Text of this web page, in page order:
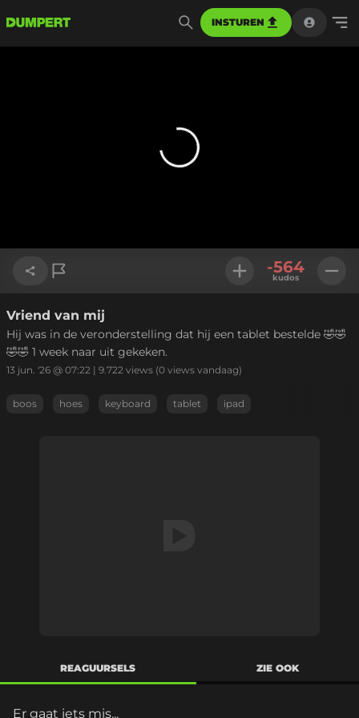
INSTUREN
Link kopiëren
-564
kudos
Vriend van mij
Hij was in de veronderstelling dat hij een tablet bestelde 🤣🤣
🤣🤣 1 week naar uit gekeken.
13 jun. '26 @ 07:22 | 9.722 views (0 views vandaag)
boos hoes keyboard tablet ipad
REAGUURSELS ZIE OOK
Er gaat iets mis...